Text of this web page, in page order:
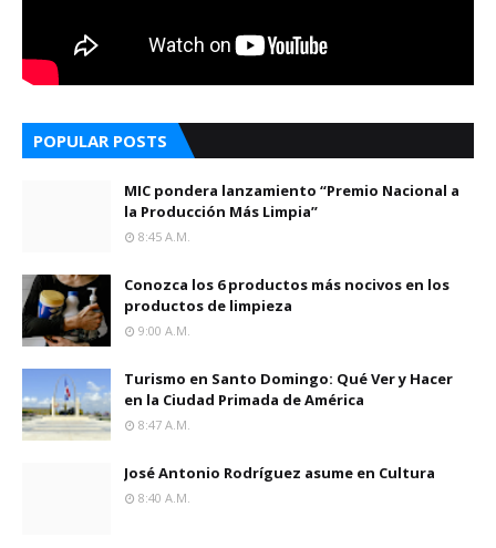
POPULAR POSTS
MIC pondera lanzamiento “Premio Nacional a
la Producción Más Limpia”
8:45 A.m.
Conozca los 6 productos más nocivos en los
productos de limpieza
9:00 A.m.
Turismo en Santo Domingo: Qué Ver y Hacer
en la Ciudad Primada de América
8:47 A.m.
José Antonio Rodríguez asume en Cultura
8:40 A.m.